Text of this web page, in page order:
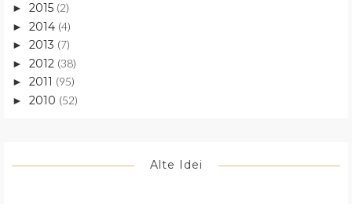
► 2015 (2)
► 2014 (4)
► 2013 (7)
► 2012 (38)
► 2011 (95)
► 2010 (52)
Alte Idei